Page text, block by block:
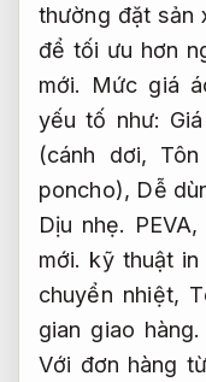
thường đặt sản
để tối ưu hơn
mới.
Mức giá
yếu tố như:
(cánh dơi,
poncho), Dễ
Dịu nhẹ. PEVA,
mới. kỹ thuật in
chuyển nhiệt,
gian giao hàng.
Với đơn hàng